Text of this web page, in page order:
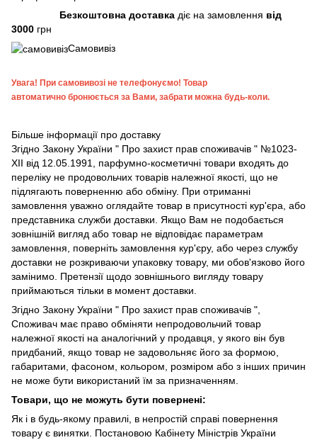
Безкоштовна доставка діє на замовлення від
3000 грн
Самовивіз
Увага! При самовивозі не телефонуємо! Товар
автоматично бронюється за Вами, забрати можна будь-коли.
Більше інформації про доставку
Згідно Закону України " Про захист прав споживачів " №1023-
XII від 12.05.1991, парфумно-косметичні товари входять до
переліку не продовольчих товарів належної якості, що не
підлягають поверненню або обміну. При отриманні
замовлення уважно оглядайте товар в присутності кур'єра, або
представника служби доставки. Якщо Вам не подобається
зовнішній вигляд або товар не відповідає параметрам
замовлення, поверніть замовлення кур'єру, або через службу
доставки не розкриваючи упаковку товару, ми обов'язково його
замінимо. Претензії щодо зовнішнього вигляду товару
приймаються тільки в момент доставки.
Згідно Закону України " Про захист прав споживачів ",
Споживач має право обміняти непродовольчий товар
належної якості на аналогічний у продавця, у якого він був
придбаний, якщо товар не задовольняє його за формою,
габаритами, фасоном, кольором, розміром або з інших причин
не може бути використаний їм за призначенням.
Товари, що не можуть бути повернені:
Як і в будь-якому правилі, в непростій справі повернення
товару є винятки. Постановою Кабінету Міністрів України